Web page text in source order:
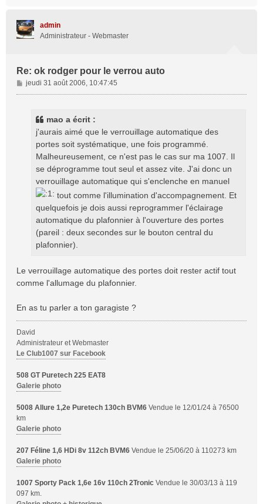
admin
Administrateur - Webmaster
Re: ok rodger pour le verrou auto
M
e
jeudi 31 août 2006, 10:47:45
mao a écrit :
j'aurais aimé que le verrouillage automatique des
portes soit systématique, une fois programmé.
Malheureusement, ce n'est pas le cas sur ma 1007. Il
se déprogramme tout seul et assez vite. J'ai donc un
verrouillage automatique qui s'enclenche en manuel
tout comme l'illumination d'accompagnement. Et
quelquefois je dois aussi reprogrammer l'éclairage
automatique du plafonnier à l'ouverture des portes
(pareil : deux secondes sur le bouton central du
plafonnier).
Le verrouillage automatique des portes doit rester actif tout
comme l'allumage du plafonnier.
En as tu parler a ton garagiste ?
David
Administrateur et Webmaster
Le Club1007 sur Facebook
508 GT Puretech 225 EAT8
Galerie photo
5008 Allure 1,2e Puretech 130ch BVM6 Vendue le 12/01/24 à 76500
km
Galerie photo
207 Féline 1,6 HDi 8v 112ch BVM6 Vendue le 25/06/20 à 110273 km
Galerie photo
1007 Sporty Pack 1,6e 16v 110ch 2Tronic Vendue le 30/03/13 à 119
097 km.